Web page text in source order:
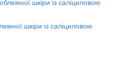
шкіри із саліциловою